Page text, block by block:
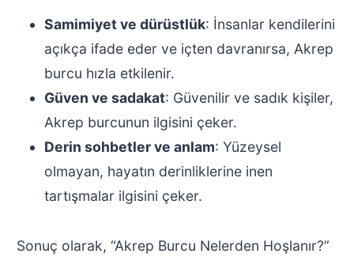
Samimiyet ve dürüstlük: İnsanlar kendilerini
açıkça ifade eder ve içten davranırsa, Akrep
burcu hızla etkilenir.
Güven ve sadakat: Güvenilir ve sadık kişiler,
Akrep burcunun ilgisini çeker.
Derin sohbetler ve anlam: Yüzeysel
olmayan, hayatın derinliklerine inen
tartışmalar ilgisini çeker.
Sonuç olarak, “Akrep Burcu Nelerden Hoşlanır?”